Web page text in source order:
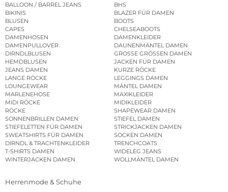
BALLOON / BARREL JEANS
BHS
BIKINIS
BLAZER FÜR DAMEN
BLUSEN
BOOTS
CAPES
CHELSEABOOTS
DAMENHOSEN
DAMENKLEIDER
DAMENPULLOVER
DAUNENMÄNTEL DAMEN
DIRNDLBLUSEN
GROSSE GRÖSSEN DAMEN
HEMDBLUSEN
JACKEN FÜR DAMEN
JEANS DAMEN
KURZE RÖCKE
LANGE RÖCKE
LEGGINGS DAMEN
LOUNGEWEAR
MÄNTEL DAMEN
MARLENEHOSE
MAXIKLEIDER
MIDI RÖCKE
MIDIKLEIDER
RÖCKE
SHAPEWEAR DAMEN
SONNENBRILLEN DAMEN
STIEFEL DAMEN
STIEFELETTEN FÜR DAMEN
STRICKJACKEN DAMEN
SWEATSHIRTS FÜR DAMEN
SOCKEN DAMEN
DIRNDL & TRACHTENKLEIDER
TRENCHCOATS
T-SHIRTS DAMEN
WIDELEG JEANS
WINTERJACKEN DAMEN
WOLLMÄNTEL DAMEN
Herrenmode & Schuhe